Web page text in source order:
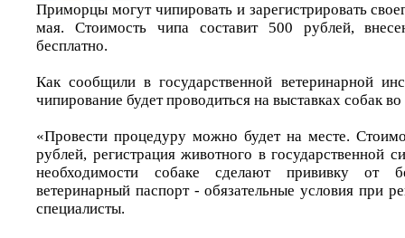
Приморцы могут чипировать и зарегистрировать
мая. Стоимость чипа составит 500 рублей,
бесплатно.
Как сообщили в государственной ветеринарной
чипирование будет проводиться на выставках собак
«Провести процедуру можно будет на месте.
рублей, регистрация животного в государственной
необходимости собаке сделают прививку от
ветеринарный паспорт - обязательные условия при
специалисты.